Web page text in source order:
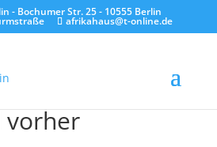
- Bochumer Str. 25 - 10555 Berlin
afrikahaus@t-online.de
vorher